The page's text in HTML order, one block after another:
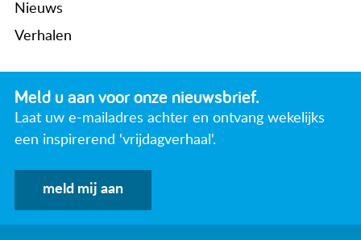
Nieuws
Verhalen
Meld u aan voor onze nieuwsbrief.
Laat uw e-mailadres achter en ontvang wekelijks
een inspirerend 'vrijdagverhaal'.
meld mij aan